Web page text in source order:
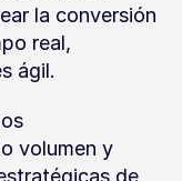
la conversión
real,
ágil.
volumen y
de